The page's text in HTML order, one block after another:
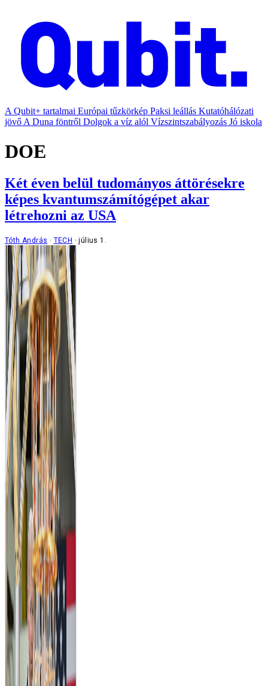
A Qubit+ tartalmai Európai tűzkörkép Paksi leállás Kutatóhálózati
jövő A Duna föntről Dolgok a víz alól Vízszintszabályozás Jó iskola
DOE
Két éven belül tudományos áttörésekre
képes kvantumszámítógépet akar
létrehozni az USA
Tóth András TECH július 1.